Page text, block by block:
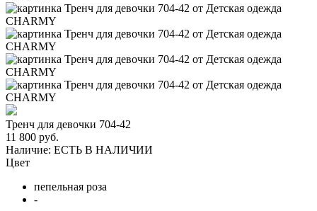
Тренч для девочки 704-42
11 800 руб.
Наличие: ЕСТЬ В НАЛИЧИИ
Цвет
пепельная роза
-